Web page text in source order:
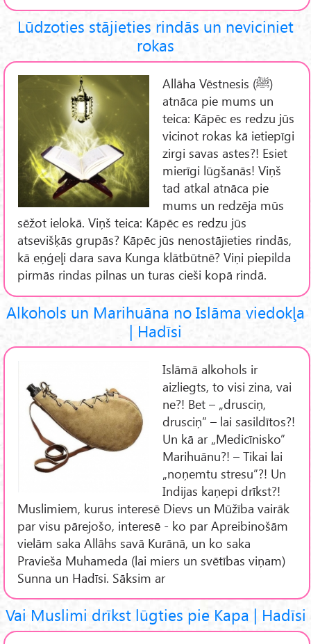
Lūdzoties stājieties rindās un neviciniet
rokas
Allāha Vēstnesis (ﷺ)
atnāca pie mums un
teica: Kāpēc es redzu jūs
vicinot rokas kā ietiepīgi
zirgi savas astes?! Esiet
mierīgi lūgšanās! Viņš
tad atkal atnāca pie
mums un redzēja mūs
sēžot ielokā. Viņš teica: Kāpēc es redzu jūs
atsevišķās grupās? Kāpēc jūs nenostājieties rindās,
kā eņģeļi dara sava Kunga klātbūtnē? Viņi piepilda
pirmās rindas pilnas un turas cieši kopā rindā.
Alkohols un Marihuāna no Islāma viedokļa
| Hadīsi
Islāmā alkohols ir
aizliegts, to visi zina, vai
ne?! Bet – „drusciņ,
drusciņ” – lai sasildītos?!
Un kā ar „Medicīnisko”
Marihuānu?! – Tikai lai
„noņemtu stresu”?! Un
Indijas kaņepi drīkst?!
Muslimiem, kurus interesē Dievs un Mūžība vairāk
par visu pārejošo, interesē - ko par Apreibinošām
vielām saka Allāhs savā Kurānā, un ko saka
Pravieša Muhameda (lai miers un svētības viņam)
Sunna un Hadīsi. Sāksim ar
Vai Muslimi drīkst lūgties pie Kapa | Hadīsi